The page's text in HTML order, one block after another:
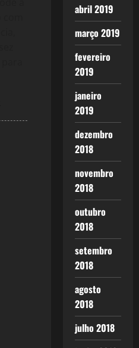
abril 2019
março 2019
fevereiro
2019
janeiro
2019
dezembro
2018
novembro
2018
outubro
2018
setembro
2018
agosto
2018
julho 2018